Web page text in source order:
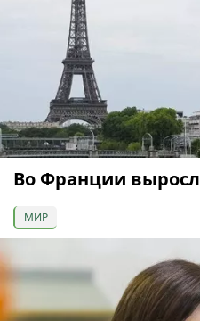
Во Франции
МИР